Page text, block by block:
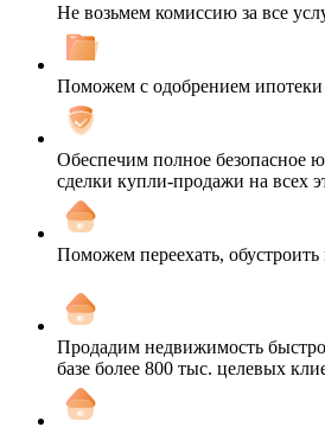
Не возьмем комиссию за все
Поможем с одобрением ипотеки
Обеспечим полное безопасное
сделки купли-продажи на всех
Поможем переехать,
Продадим недвижимость
базе более 800 тыс. целевых